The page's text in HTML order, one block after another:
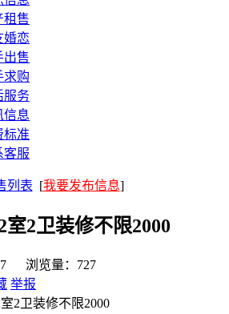
租售
婚恋
出售
求购
服务
信息
标准
客服
列表 [我要发布信息]
2卫装修不限2000
浏览量：727
举报
2卫装修不限2000